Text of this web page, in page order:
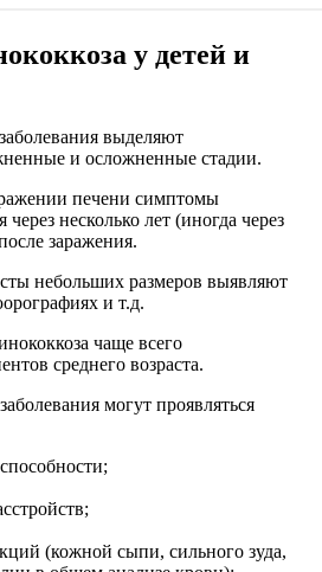
у детей и
выделяют
и осложненные стадии.
печени симптомы
через несколько лет (иногда через
заражения.
небольших размеров выявляют
и т.д.
чаще всего
среднего возраста.
могут проявляться
(кожной сыпи, сильного зуда,